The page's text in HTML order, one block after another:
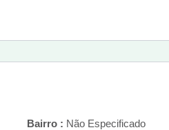
Bairro : Não Especificado